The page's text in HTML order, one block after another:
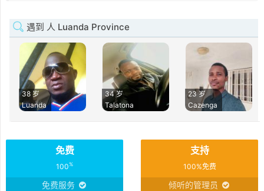
遇到 人 Luanda Province
38 岁
Luanda
34 岁
Talatona
23 岁
Cazenga
免费
100%
免费服务
支持
100%免费
倾听的管理员